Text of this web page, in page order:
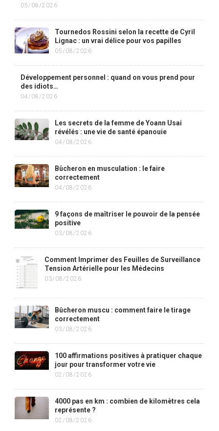
05/08/2026
Tournedos Rossini selon la recette de Cyril
Lignac : un vrai délice pour vos papilles
05/08/2026
Développement personnel : quand on vous prend pour
des idiots…
04/08/2026
Les secrets de la femme de Yoann Usai
révélés : une vie de santé épanouie
04/08/2026
Bûcheron en musculation : le faire
correctement
04/08/2026
9 façons de maîtriser le pouvoir de la pensée
positive
03/08/2026
Comment Imprimer des Feuilles de Surveillance
Tension Artérielle pour les Médecins
03/08/2026
Bûcheron muscu : comment faire le tirage
correctement
03/08/2026
100 affirmations positives à pratiquer chaque
jour pour transformer votre vie
02/08/2026
4000 pas en km : combien de kilomètres cela
représente ?
02/08/2026